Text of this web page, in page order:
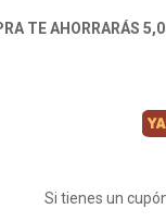
TE AHORRARÁS
Si tienes un